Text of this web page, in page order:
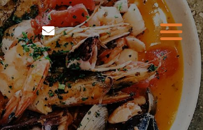
HOME
ETEN & DRINKEN